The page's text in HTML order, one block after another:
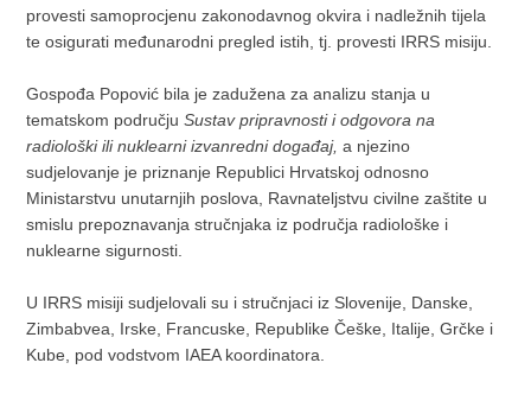
provesti samoprocjenu zakonodavnog okvira i nadležnih tijela
te osigurati međunarodni pregled istih, tj. provesti IRRS misiju.
Gospođa Popović bila je zadužena za analizu stanja u
tematskom područjuSustav pripravnosti i odgovora na
radiološki ili nuklearni izvanredni događaj,a njezino
sudjelovanje je priznanje Republici Hrvatskoj odnosno
Ministarstvu unutarnjih poslova, Ravnateljstvu civilne zaštite u
smislu prepoznavanja stručnjaka iz područja radiološke i
nuklearne sigurnosti.
U IRRS misiji sudjelovali su i stručnjaci iz Slovenije, Danske,
Zimbabvea, Irske, Francuske, Republike Češke, Italije, Grčke i
Kube, pod vodstvom IAEA koordinatora.